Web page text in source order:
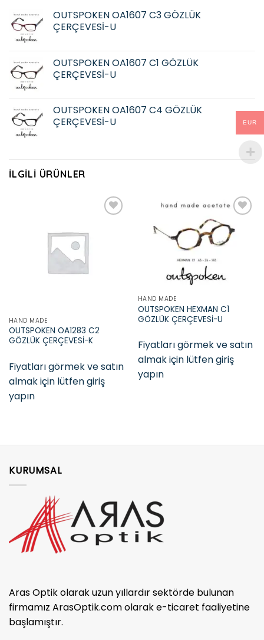
OUTSPOKEN OA1607 C3 GÖZLÜK
ÇERÇEVESİ-U
OUTSPOKEN OA1607 C1 GÖZLÜK
ÇERÇEVESİ-U
OUTSPOKEN OA1607 C4 GÖZLÜK
ÇERÇEVESİ-U
İLGILI ÜRÜNLER
HAND MADE
OUTSPOKEN OA1283 C2
GÖZLÜK ÇERÇEVESİ-K
Fiyatları görmek ve satın
almak için lütfen giriş
yapın
Add to
HAND MADE
OUTSPOKEN HEXMAN C1
GÖZLÜK ÇERÇEVESİ-U
Fiyatları görmek ve satın
almak için lütfen giriş
yapın
KURUMSAL
Aras Optik olarak uzun yıllardır sektörde bulunan
firmamız ArasOptik.com olarak e-ticaret faaliyetine
başlamıştır.
EUR